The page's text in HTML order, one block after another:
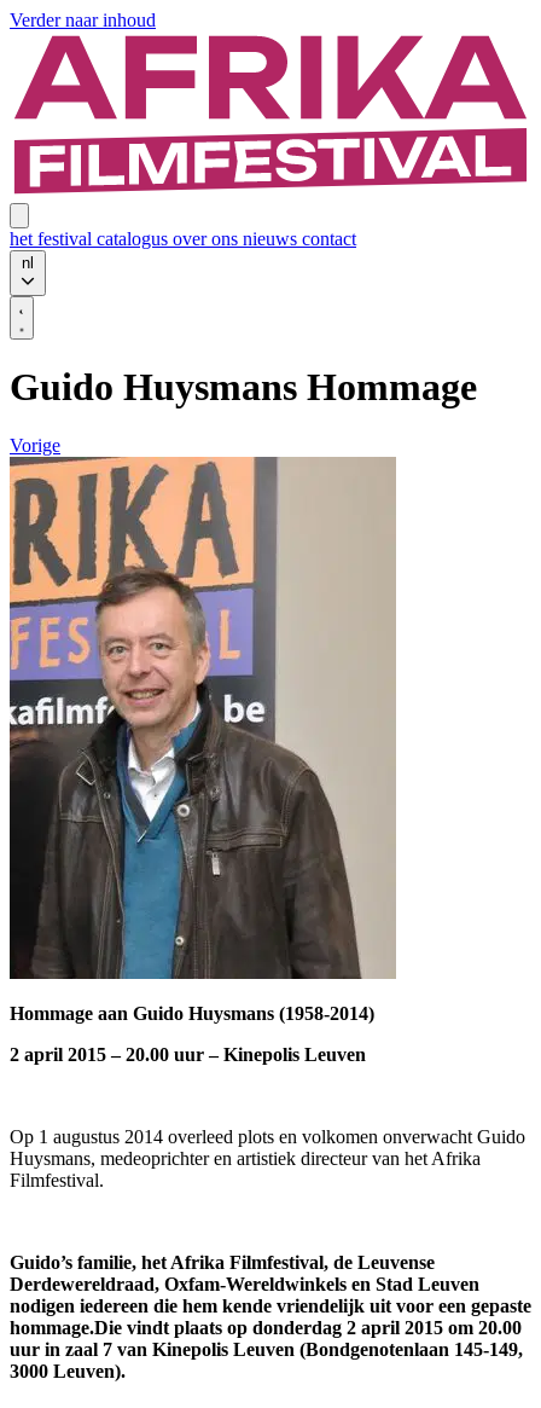
Verder naar inhoud
het festival catalogus over ons nieuws contact
nl
Guido Huysmans Hommage
Vorige
Hommage aan Guido Huysmans (1958-2014)
2 april 2015 – 20.00 uur – Kinepolis Leuven
Op 1 augustus 2014 overleed plots en volkomen onverwacht Guido
Huysmans, medeoprichter en artistiek directeur van het Afrika
Filmfestival.
Guido’s familie, het Afrika Filmfestival, de Leuvense
Derdewereldraad, Oxfam-Wereldwinkels en Stad Leuven
nodigen iedereen die hem kende vriendelijk uit voor een gepaste
hommage.Die vindt plaats op donderdag 2 april 2015 om 20.00
uur in zaal 7 van Kinepolis Leuven (Bondgenotenlaan 145-149,
3000 Leuven).